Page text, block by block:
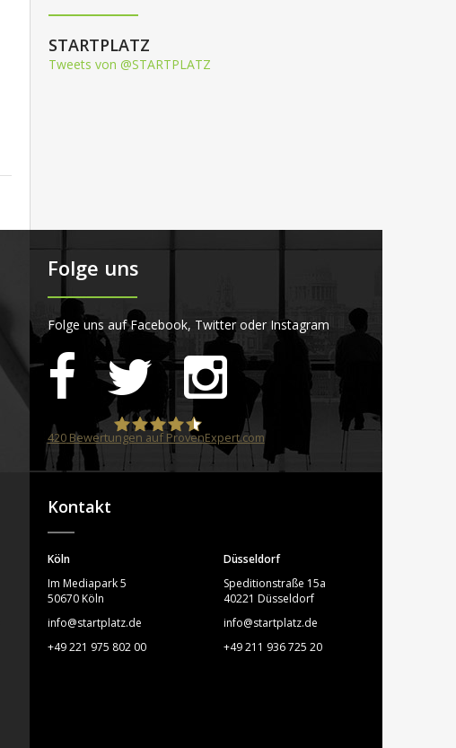
STARTPLATZ
Tweets von @STARTPLATZ
Folge uns
Folge uns auf Facebook, Twitter oder Instagram
STARTPLATZ
420Bewertungen auf ProvenExpert.com
Kontakt
Köln
Im Mediapark 5
50670 Köln
info@startplatz.de
+49 221 975 802 00
Düsseldorf
Speditionstraße 15a
40221 Düsseldorf
info@startplatz.de
+49 211 936 725 20